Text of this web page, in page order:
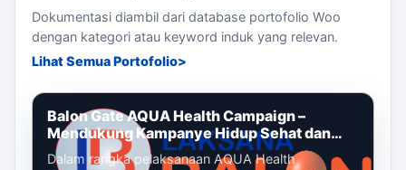
Dokumentasi diambil dari database portofolio Woo
dengan kategori atau keyword induk yang relevan.
Lihat Semua Portofolio
Balon Gate AQUA Health Campaign –
Mendukung Kampanye Hidup Sehat dan
Gaya Hidup Aktif
Dalam rangka pelaksanaan AQUA Health